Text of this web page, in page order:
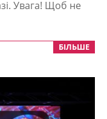
Увага! Щоб не
БІЛЬШЕ